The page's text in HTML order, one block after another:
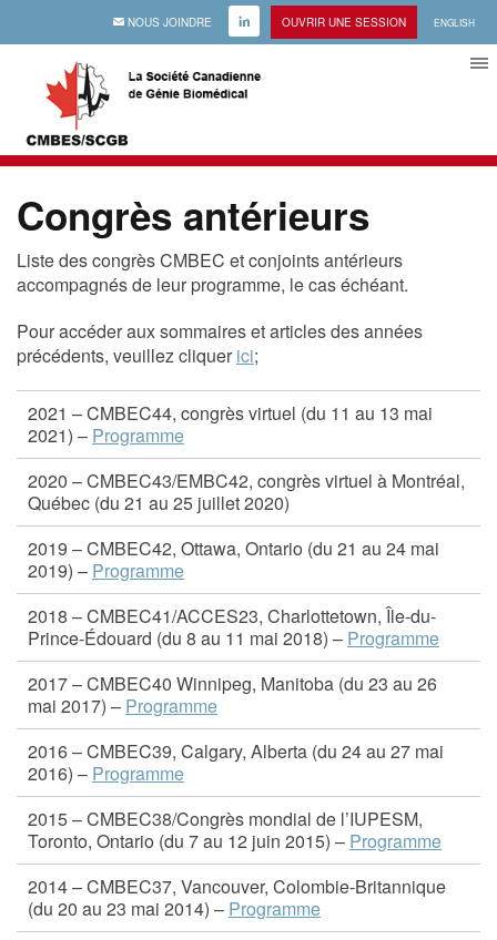
EMAIL NOUS JOINDRE LINKEDIN OUVRIR UNE SESSION ENGLISH
Congrès antérieurs
Liste des congrès CMBEC et conjoints antérieurs
accompagnés de leur programme, le cas échéant.
Pour accéder aux sommaires et articles des années
précédents, veuillez cliquer ici;
2021 – CMBEC44, congrès virtuel (du 11 au 13 mai
2021) – Programme
2020 – CMBEC43/EMBC42, congrès virtuel à Montréal,
Québec (du 21 au 25 juillet 2020)
2019 – CMBEC42, Ottawa, Ontario (du 21 au 24 mai
2019) – Programme
2018 – CMBEC41/ACCES23, Charlottetown, Île-du-
Prince-Édouard (du 8 au 11 mai 2018) – Programme
2017 – CMBEC40 Winnipeg, Manitoba (du 23 au 26
mai 2017) – Programme
2016 – CMBEC39, Calgary, Alberta (du 24 au 27 mai
2016) – Programme
2015 – CMBEC38/Congrès mondial de l’IUPESM,
Toronto, Ontario (du 7 au 12 juin 2015) – Programme
2014 – CMBEC37, Vancouver, Colombie-Britannique
(du 20 au 23 mai 2014) – Programme